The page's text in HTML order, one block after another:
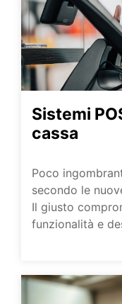
Sistemi
cassa
Poco
secondo le
Il giusto
funzionalità e